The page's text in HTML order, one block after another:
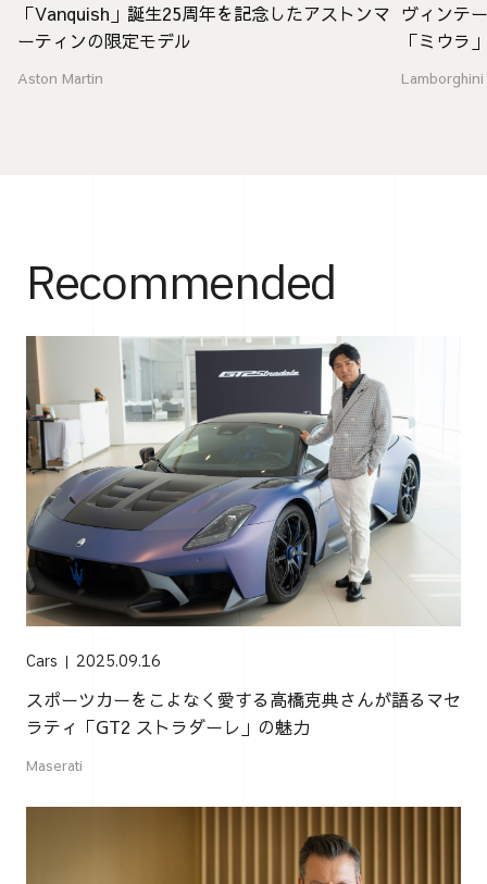
「Vanquish」誕生25周年を記念したアストンマ
ーティンの限定モデル
Aston Martin
ヴィンテ
「ミウラ
Lamborghini
Recommended
Cars 2025.09.16
スポーツカーをこよなく愛する高橋克典さんが語るマセ
ラティ「GT2 ストラダーレ」の魅力
Maserati